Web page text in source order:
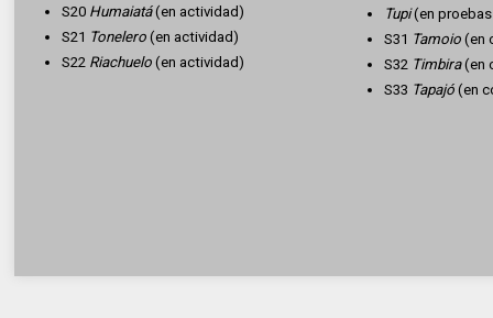
S20 Humaiatá(en actividad)
S21 Tonelero (en actividad)
S22 Riachuelo (en actividad)
Tupi(en
S31 Tamoio (en
S32 Timbira(en
S33 Tapajó (en